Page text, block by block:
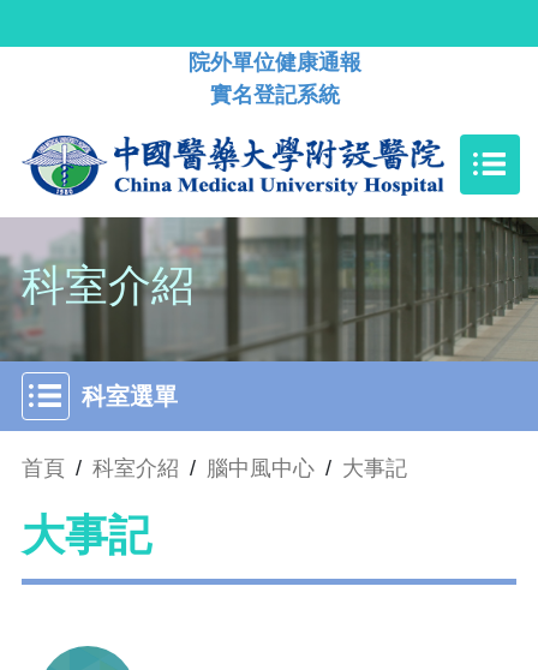
院外單位健康通報
實名登記系統
科室介紹
科室選單
首頁 / 科室介紹 / 腦中風中心 / 大事記
大事記